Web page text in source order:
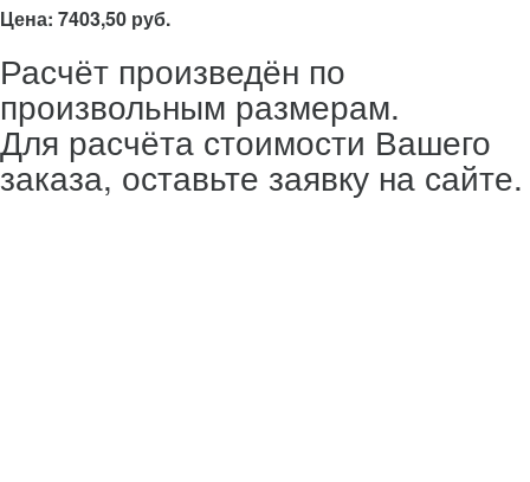
Цена: 7403,50 руб.
Расчёт произведён по
произвольным размерам.
Для расчёта стоимости Вашего
заказа, оставьте заявку на сайте.